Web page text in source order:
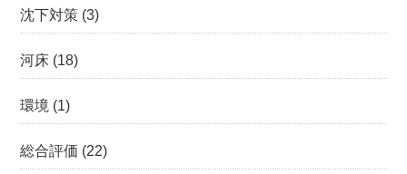
沈下対策 (3)
河床 (18)
環境 (1)
総合評価 (22)